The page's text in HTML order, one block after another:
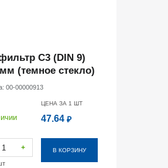
С3 (DIN 9)
(темное стекло)
00-00000913
ЦЕНА ЗА 1 ШТ
47.64 ₽
+ В КОРЗИНУ